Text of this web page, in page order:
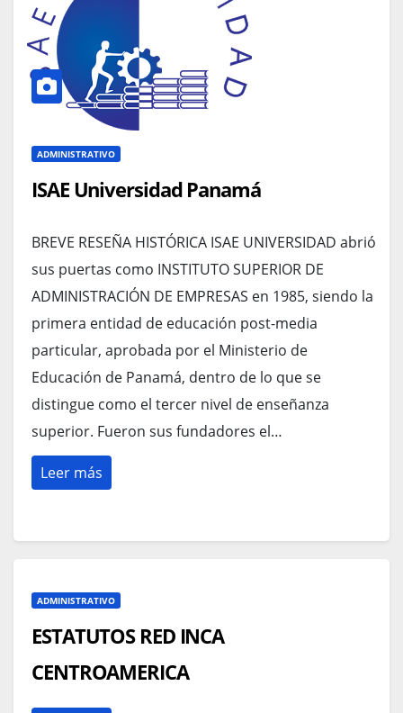
ADMINISTRATIVO
ISAE Universidad Panamá
BREVE RESEÑA HISTÓRICA ISAE UNIVERSIDAD abrió
sus puertas como INSTITUTO SUPERIOR DE
ADMINISTRACIÓN DE EMPRESAS en 1985, siendo la
primera entidad de educación post-media
particular, aprobada por el Ministerio de
Educación de Panamá, dentro de lo que se
distingue como el tercer nivel de enseñanza
superior. Fueron sus fundadores el…
Leer más
ADMINISTRATIVO
ESTATUTOS RED INCA
CENTROAMERICA